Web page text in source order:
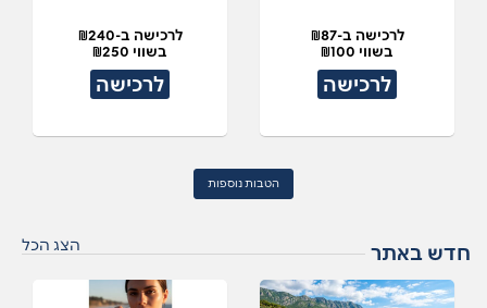
לרכישה ב-₪87
בשווי ₪100
לרכישה
לרכישה ב-₪240
בשווי ₪250
לרכישה
הטבות נוספות
חדש באתר הצג הכל